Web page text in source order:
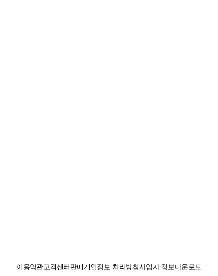
이용약관고객센터판매개인정보 처리방침사업자 정보다운로드